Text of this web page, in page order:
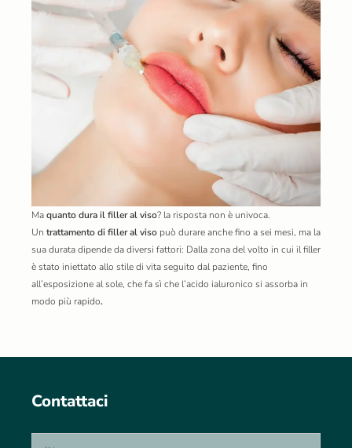
Maquanto dura il filler al viso? la risposta non è univoca.
Un trattamento di filler al viso può durare anche fino a sei mesi, ma la
sua durata dipende da diversi fattori: Dalla zona del volto in cui il filler
è stato iniettato allo stile di vita seguito dal paziente, fino
all’esposizione al sole, che fa sì che l’acido ialuronico si assorba in
modo più rapido.
Contattaci